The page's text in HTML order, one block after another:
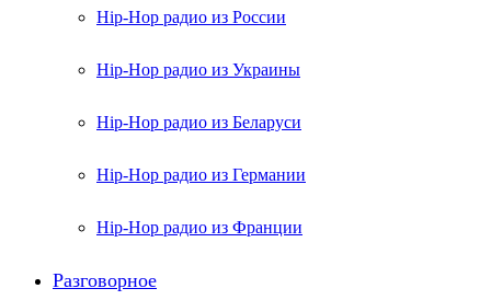
Hip-Hop радио из России
Hip-Hop радио из Украины
Hip-Hop радио из Беларуси
Hip-Hop радио из Германии
Hip-Hop радио из Франции
Разговорное